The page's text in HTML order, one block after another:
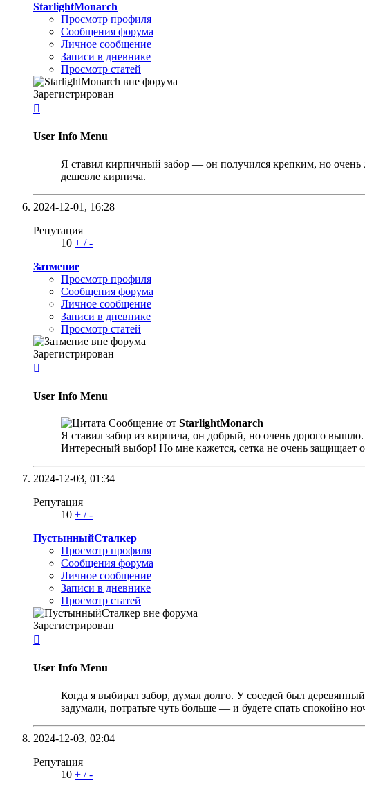
StarlightMonarch
Просмотр профиля
Сообщения форума
Личное сообщение
Записи в дневнике
Просмотр статей
Зарегистрирован

User Info Menu
Я ставил кирпичный забор — он получился крепким, но очень
дешевле кирпича.
2024-12-01, 16:28
Репутация
10 + /-
Затмение
Просмотр профиля
Сообщения форума
Личное сообщение
Записи в дневнике
Просмотр статей
Зарегистрирован

User Info Menu
Сообщение от StarlightMonarch
Я ставил забор из кирпича, он добрый, но очень дорого
Интересный выбор! Но мне кажется, сетка не очень защищает
2024-12-03, 01:34
Репутация
10 + /-
ПустынныйСталкер
Просмотр профиля
Сообщения форума
Личное сообщение
Записи в дневнике
Просмотр статей
Зарегистрирован

User Info Menu
Когда я выбирал забор, думал долго. У соседей был
задумали, потратьте чуть больше — и будете спать спокойно
2024-12-03, 02:04
Репутация
10 + /-